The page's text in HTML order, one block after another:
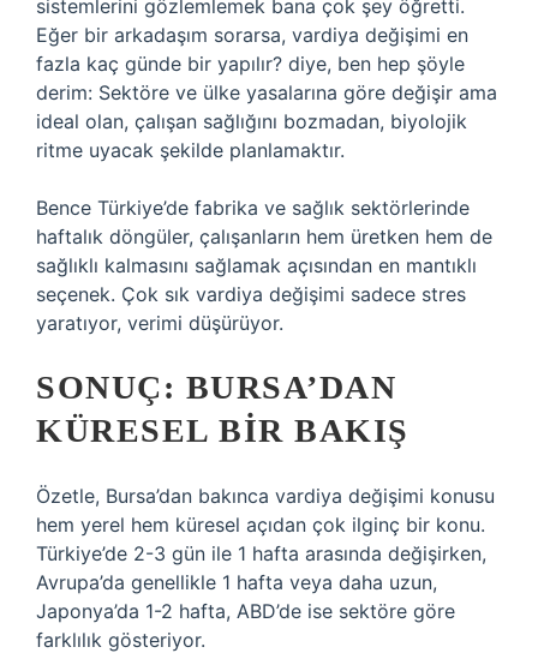
sistemlerini gözlemlemek bana çok şey öğretti.
Eğer bir arkadaşım sorarsa, vardiya değişimi en
fazla kaç günde bir yapılır? diye, ben hep şöyle
derim: Sektöre ve ülke yasalarına göre değişir ama
ideal olan, çalışan sağlığını bozmadan, biyolojik
ritme uyacak şekilde planlamaktır.
Bence Türkiye’de fabrika ve sağlık sektörlerinde
haftalık döngüler, çalışanların hem üretken hem de
sağlıklı kalmasını sağlamak açısından en mantıklı
seçenek. Çok sık vardiya değişimi sadece stres
yaratıyor, verimi düşürüyor.
SONUÇ: BURSA’DAN
KÜRESEL BIR BAKIŞ
Özetle, Bursa’dan bakınca vardiya değişimi konusu
hem yerel hem küresel açıdan çok ilginç bir konu.
Türkiye’de 2-3 gün ile 1 hafta arasında değişirken,
Avrupa’da genellikle 1 hafta veya daha uzun,
Japonya’da 1-2 hafta, ABD’de ise sektöre göre
farklılık gösteriyor.